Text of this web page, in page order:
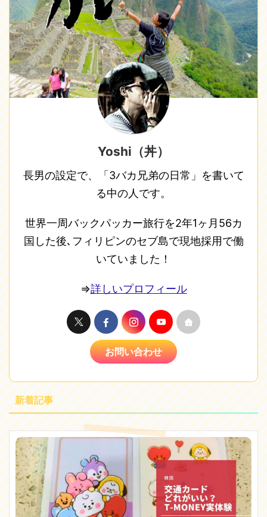
Yoshi（丼）
長男の設定で、「3バカ兄弟の日常」を書いて
る中の人です。
世界一周バックパッカー旅行を2年1ヶ月56カ
国した後､フィリピンのセブ島で現地採用で働
いていました！
⇒詳しいプロフィール
お問い合わせ
新着記事